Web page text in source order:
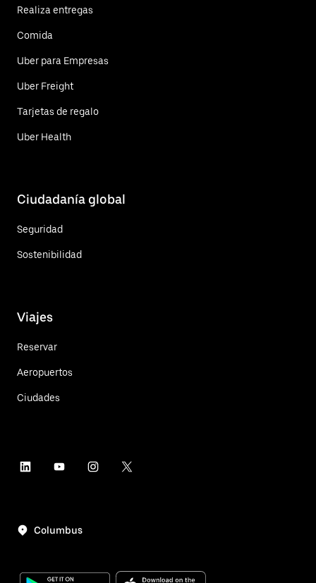
Realiza entregas
Comida
Uber para Empresas
Uber Freight
Tarjetas de regalo
Uber Health
Ciudadanía global
Seguridad
Sostenibilidad
Viajes
Reservar
Aeropuertos
Ciudades
Columbus